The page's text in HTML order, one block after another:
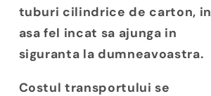
tuburi cilindrice de carton, in
asa fel incat sa ajunga in
siguranta la dumneavoastra.
Costul transportului se